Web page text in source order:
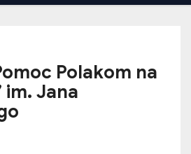
Polakom na
im. Jana